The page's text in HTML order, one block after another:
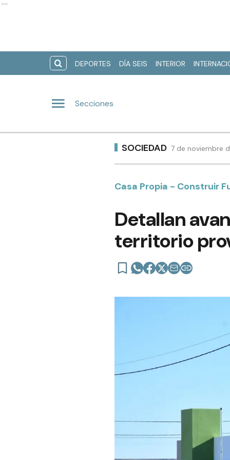
Ads
DEPORTES DÍA SEIS INTERIOR
Secciones
SOCIEDAD 7 de noviembre
Casa Propia - Construir
Detallan
territorio